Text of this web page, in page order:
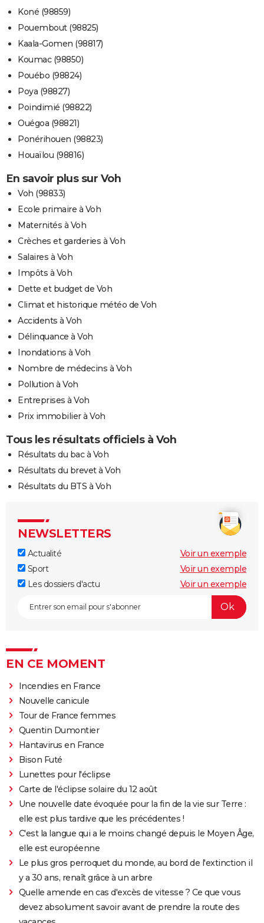
Koné (98859)
Pouembout (98825)
Kaala-Gomen (98817)
Koumac (98850)
Pouébo (98824)
Poya (98827)
Poindimié (98822)
Ouégoa (98821)
Ponérihouen (98823)
Houaïlou (98816)
En savoir plus sur Voh
Voh (98833)
Ecole primaire à Voh
Maternités à Voh
Crèches et garderies à Voh
Salaires à Voh
Impôts à Voh
Dette et budget de Voh
Climat et historique météo de Voh
Accidents à Voh
Délinquance à Voh
Inondations à Voh
Nombre de médecins à Voh
Pollution à Voh
Entreprises à Voh
Prix immobilier à Voh
Tous les résultats officiels à Voh
Résultats du bac à Voh
Résultats du brevet à Voh
Résultats du BTS à Voh
NEWSLETTERS
Actualité
Voir un exemple
Sport
Voir un exemple
Les dossiers d'actu
Voir un exemple
EN CE MOMENT
Incendies en France
Nouvelle canicule
Tour de France femmes
Quentin Dumontier
Hantavirus en France
Bison Futé
Lunettes pour l'éclipse
Carte de l'éclipse solaire du 12 août
Une nouvelle date évoquée pour la fin de la vie sur Terre :
elle est plus tardive que les précédentes !
C'est la langue qui a le moins changé depuis le Moyen Âge,
elle est européenne
Le plus gros perroquet du monde, au bord de l'extinction il
y a 30 ans, renaît grâce à un arbre
Quelle amende en cas d'excès de vitesse ? Ce que vous
devez absolument savoir avant de prendre la route des